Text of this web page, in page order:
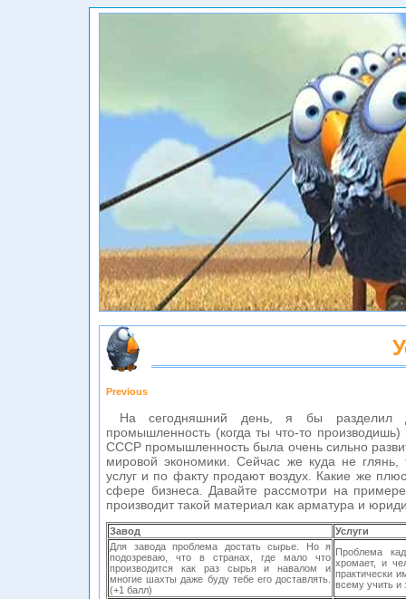
Previous
На сегодняшний день, я бы разделил
промышленность (когда ты что-то
СССР промышленность была очень сильно
мировой экономики. Сейчас же куда не
услуг и по факту продают воздух. Какие же
сфере бизнеса. Давайте рассмотри на примере
производит такой материал как арматура и
Завод
Услуги
Для завода проблема достать сырье. Но я
подозреваю, что в странах, где мало что
производится как раз сырья и навалом и
многие шахты даже буду тебе его доставлять.
(+1 балл)
Проблема
хромает, и
практически
всему учить и